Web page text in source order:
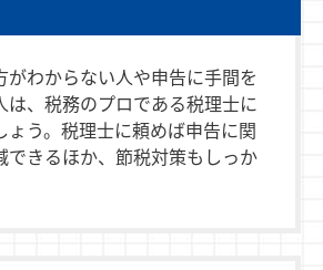
がわからない人や申告に手間を
は、税務のプロである税理士に
ょう。税理士に頼めば申告に関
できるほか、節税対策もしっか